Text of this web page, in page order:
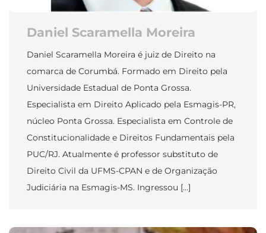
Daniel Scaramella Moreira
Daniel Scaramella Moreira é juiz de Direito na
comarca de Corumbá. Formado em Direito pela
Universidade Estadual de Ponta Grossa.
Especialista em Direito Aplicado pela Esmagis-PR,
núcleo Ponta Grossa. Especialista em Controle de
Constitucionalidade e Direitos Fundamentais pela
PUC/RJ. Atualmente é professor substituto de
Direito Civil da UFMS-CPAN e de Organização
Judiciária na Esmagis-MS. Ingressou […]